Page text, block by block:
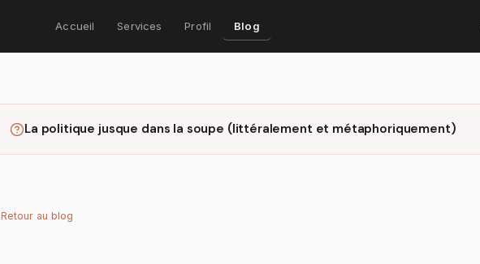
Accueil Services Profil Blog
La politique jusque dans la soupe (littéralement et métaphoriquement)
Retour au blog